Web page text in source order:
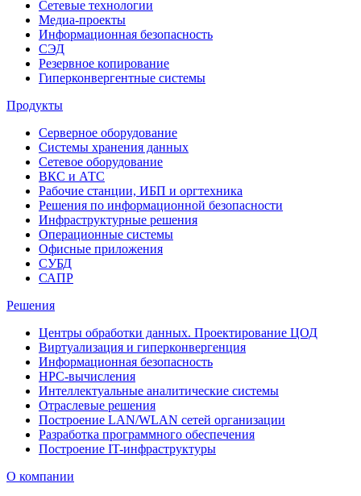
Сетевые технологии
Медиа-проекты
Информационная безопасность
СЭД
Резервное копирование
Гиперконвергентные системы
Продукты
Серверное оборудование
Системы хранения данных
Сетевое оборудование
ВКС и АТС
Рабочие станции, ИБП и оргтехника
Решения по информационной безопасности
Инфраструктурные решения
Операционные системы
Офисные приложения
СУБД
САПР
Решения
Центры обработки данных. Проектирование ЦОД
Виртуализация и гиперконвергенция
Информационная безопасность
HPC-вычисления
Интеллектуальные аналитические системы
Отраслевые решения
Построение LAN/WLAN сетей организации
Разработка программного обеспечения
Построение IT-инфраструктуры
О компании